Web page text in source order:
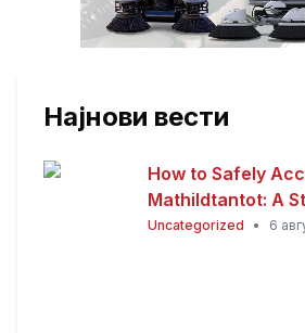
Најнови вести
How to Safely
Mathildtantot: A
Premium Guide
Uncategorized • 6